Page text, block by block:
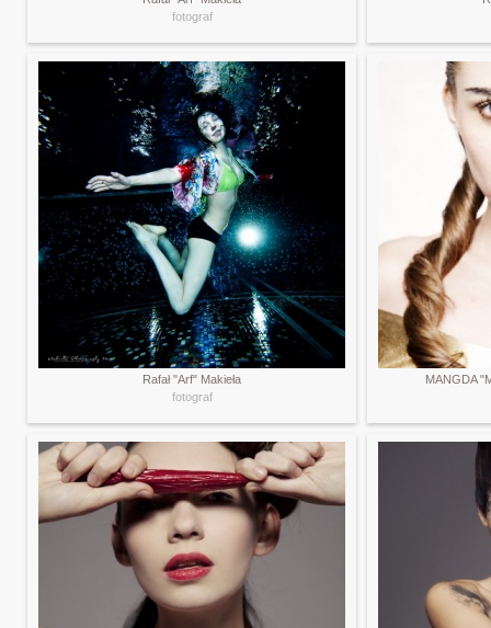
fotograf
Rafał "Arf" Makieła
fotograf
MANGDA